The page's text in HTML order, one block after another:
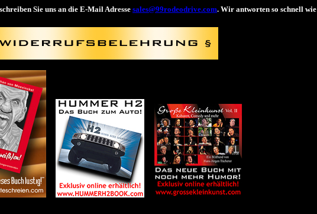
Sie uns an die E-Mail Adresse sales@99rodeodrive.com. Wir antworten so schnell wie